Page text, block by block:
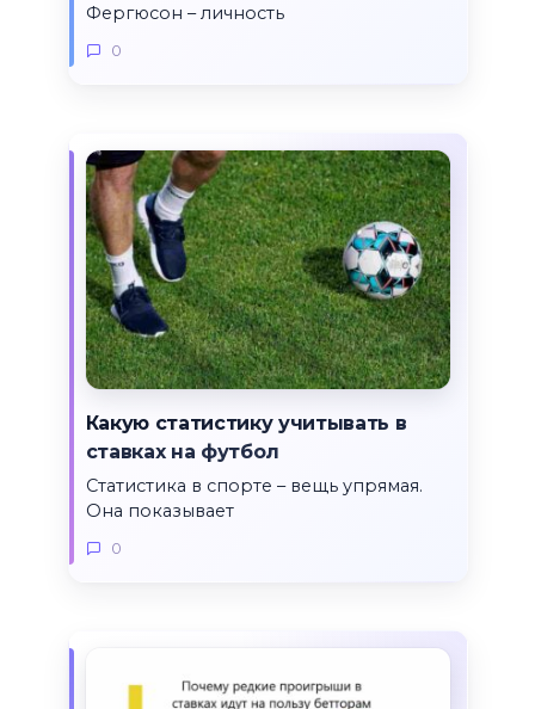
Фергюсон – личность
0
Какую статистику учитывать в
ставках на футбол
Статистика в спорте – вещь упрямая.
Она показывает
0